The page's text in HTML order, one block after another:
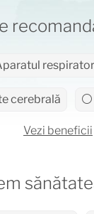
respirator
cerebrală
Vezi beneficii